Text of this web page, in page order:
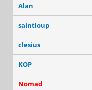
Alan
saintloup
clesius
KOP
Nomad